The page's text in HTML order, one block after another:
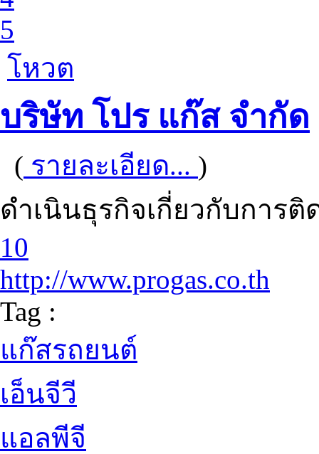
5
โหวต
บริษัท โปร แก๊ส จำกัด
( รายละเอียด... )
ดำเนินธุรกิจเกี่ยวกับการ
10
http://www.progas.co.th
Tag :
แก๊สรถยนต์
เอ็นจีวี
แอลพีจี